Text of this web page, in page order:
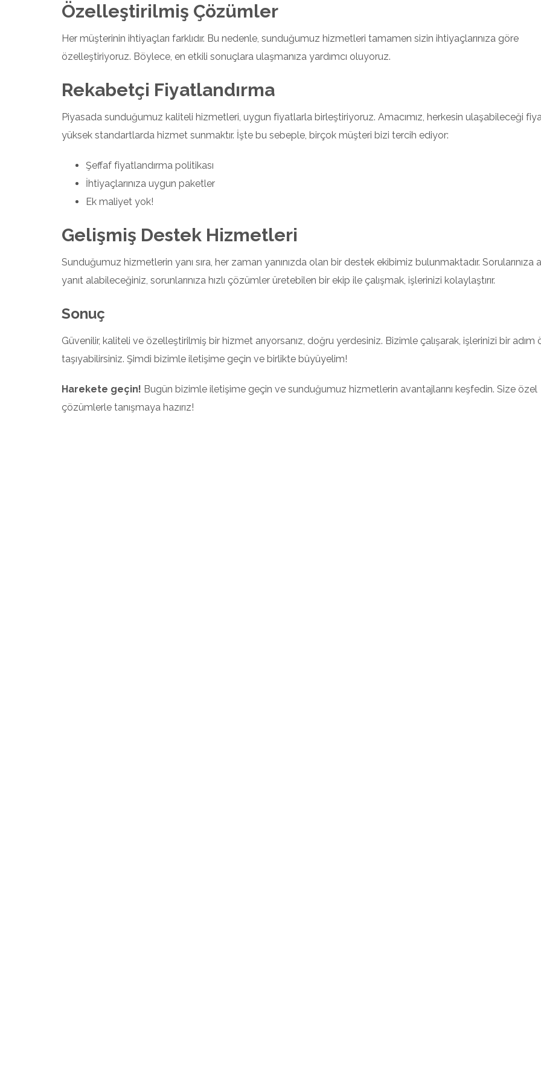
Özelleştirilmiş Çözümler
Her müşterinin ihtiyaçları farklıdır. Bu nedenle, sunduğumuz hizmetleri tamamen sizin ihtiyaçlarınıza göre
özelleştiriyoruz. Böylece, en etkili sonuçlara ulaşmanıza yardımcı oluyoruz.
Rekabetçi Fiyatlandırma
Piyasada sunduğumuz kaliteli hizmetleri, uygun fiyatlarla birleştiriyoruz. Amacımız, herkesin ulaşabileceği
yüksek standartlarda hizmet sunmaktır. İşte bu sebeple, birçok müşteri bizi tercih ediyor:
Şeffaf fiyatlandırma politikası
İhtiyaçlarınıza uygun paketler
Ek maliyet yok!
Gelişmiş Destek Hizmetleri
Sunduğumuz hizmetlerin yanı sıra, her zaman yanınızda olan bir destek ekibimiz bulunmaktadır. Sorularınıza
yanıt alabileceğiniz, sorunlarınıza hızlı çözümler üretebilen bir ekip ile çalışmak, işlerinizi kolaylaştırır.
Sonuç
Güvenilir, kaliteli ve özelleştirilmiş bir hizmet arıyorsanız, doğru yerdesiniz. Bizimle çalışarak, işlerinizi bir adım
taşıyabilirsiniz. Şimdi bizimle iletişime geçin ve birlikte büyüyelim!
Harekete geçin! Bugün bizimle iletişime geçin ve sunduğumuz hizmetlerin avantajlarını keşfedin. Size özel
çözümlerle tanışmaya hazırız!